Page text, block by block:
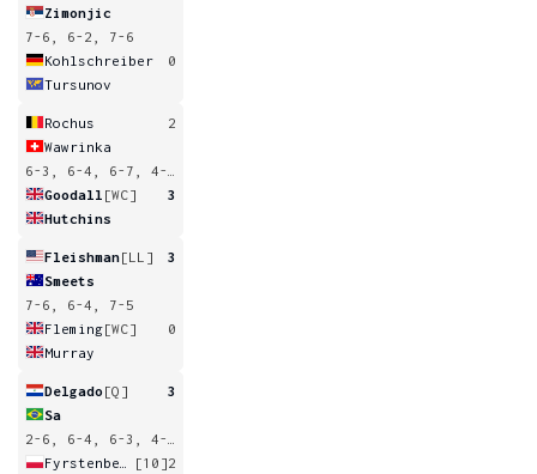
Zimonjic
7-6, 6-2, 7-6
Kohlschreiber
0
Tursunov
Rochus
2
Wawrinka
Goodall [WC]
3
Hutchins
Fleishman[LL]
3
Smeets
7-6, 6-4, 7-5
Fleming[WC]
0
Murray
Delgado [Q]
3
Sa
[10]2